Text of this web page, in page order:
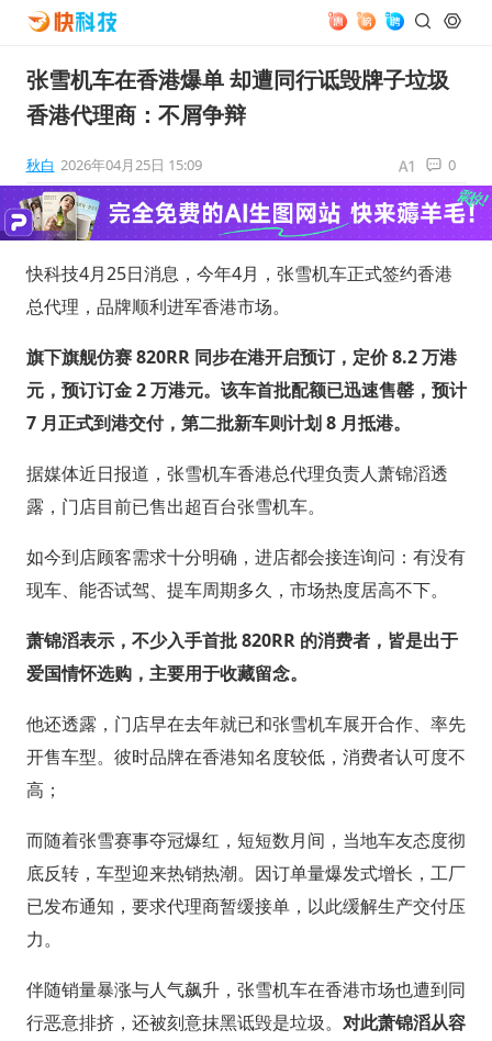
张雪机车在香港爆单 却遭同行诋毁牌子垃圾
香港代理商：不屑争辩
秋白 2026年04月25日 15:09 0
快科技4月25日消息，今年4月，张雪机车正式签约香港
总代理，品牌顺利进军香港市场。
旗下旗舰仿赛 820RR 同步在港开启预订，定价 8.2 万港
元，预订订金 2 万港元。该车首批配额已迅速售罄，预计
7 月正式到港交付，第二批新车则计划 8 月抵港。
据媒体近日报道，张雪机车香港总代理负责人萧锦滔透
露，门店目前已售出超百台张雪机车。
如今到店顾客需求十分明确，进店都会接连询问：有没有
现车、能否试驾、提车周期多久，市场热度居高不下。
萧锦滔表示，不少入手首批 820RR 的消费者，皆是出于
爱国情怀选购，主要用于收藏留念。
他还透露，门店早在去年就已和张雪机车展开合作、率先
开售车型。彼时品牌在香港知名度较低，消费者认可度不
高；
而随着张雪赛事夺冠爆红，短短数月间，当地车友态度彻
底反转，车型迎来热销热潮。因订单量爆发式增长，工厂
已发布通知，要求代理商暂缓接单，以此缓解生产交付压
力。
伴随销量暴涨与人气飙升，张雪机车在香港市场也遭到同
行恶意排挤，还被刻意抹黑诋毁是垃圾。 对此萧锦滔从容